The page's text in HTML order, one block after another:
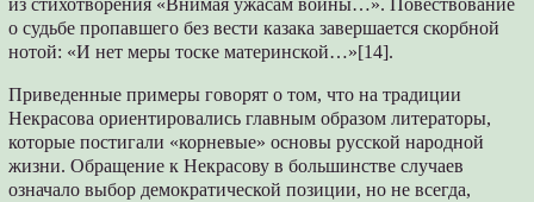
из стихотворения «Внимая ужасам войны…». Повествование
о судьбе пропавшего без вести казака завершается скорбной
нотой: «И нет меры тоске материнской…»[14].
Приведенные примеры говоpят о том, что на традиции
Некрасова ориентировались главным образом литераторы,
которые постигали «корневые» основы русской народной
жизни. Обращение к Некрасову в большинстве случаев
означало выбор демократической позиции, но не всегда,